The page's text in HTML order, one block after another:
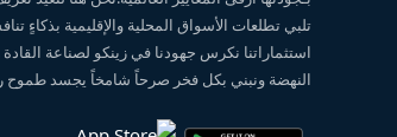
تلبي تطلعات الأسواق المحلية والإقليمية بذكاءٍ
استثماراتنا نكرس جهودنا في زينكو لصناعة
النهضة ونبني بكل فخر صرحاً شامخاً يجسد طموح رؤية